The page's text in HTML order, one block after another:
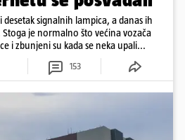
signalnih lampica, a danas ih
je normalno što većina vozača
i zbunjeni su kada se neka upali...
153